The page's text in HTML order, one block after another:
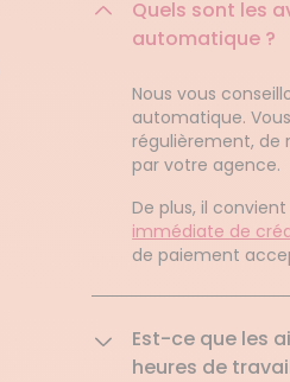
Quels sont les
automatique ?
Nous vous
automatique.
régulièrement, de
par votre agence.
De plus, il
immédiate de
de paiement
Est-ce que les
heures de